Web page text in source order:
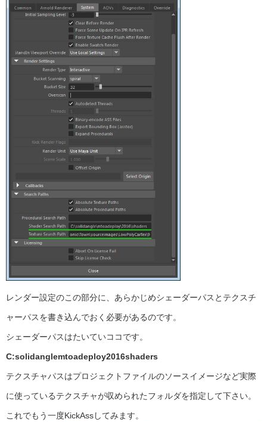
レンダー設定のこの部分に、あらかじめシェーダーパスとテクスチ
ャーパスを書き込んでおく必要があるのです。
シェーダーパスはたいていココです。
C:solidanglemtoadeploy2016shaders
テクスチャパスはプロジェクトファイルのソースイメージなど実際
に使っているテクスチャが収められたフォルダを指定して下さい。
これでもう一度KickAssしてみます。